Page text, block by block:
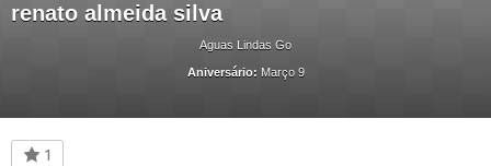
renato almeida silva
Aguas Lindas Go
Aniversário: Março 9
1